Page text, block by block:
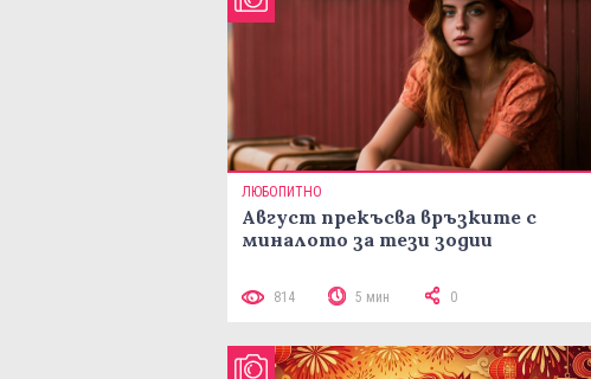
ЛЮБОПИТНО
Август прекъсва връзките с
миналото за тези зодии
814 5 мин 0